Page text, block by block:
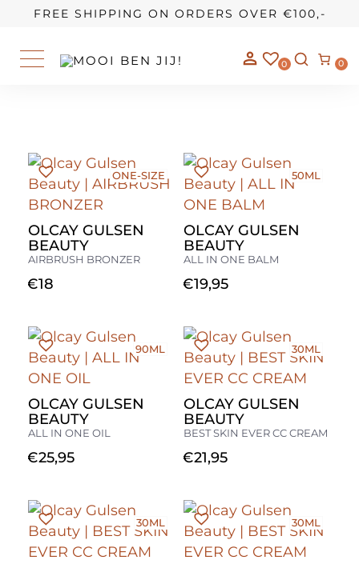
FREE SHIPPING ON ORDERS OVER €100,-
0 0
OUR STORY
OLCAY GULSEN
BEAUTY
AIRBRUSH BRONZER
€18
ONE-SIZE
OLCAY GULSEN
BEAUTY
ALL IN ONE BALM
€19,95
50ML
OLCAY GULSEN
BEAUTY
ALL IN ONE OIL
€25,95
90ML
OLCAY GULSEN
BEAUTY
BEST SKIN EVER CC CREAM
€21,95
30ML
30ML 30ML